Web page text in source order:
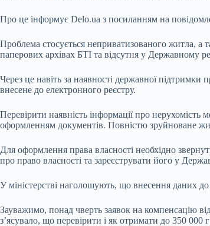
Про це інформує Delo.ua з посиланням на
Проблема стосується неприватизованого житла, а
паперових архівах БТІ та відсутня у Державному
Через це навіть за наявності державної
внесене до електронного реєстру.
Перевірити наявність інформації про
оформленням документів. Повністю зруйноване
Для оформлення права власності необхідно
про право власності та зареєструвати його у
У міністерстві наголошують, що внесення даних
Зауважимо, понад чверть заявок на компенсацію
з’ясувало, що перевірити і як отримати до 350 000